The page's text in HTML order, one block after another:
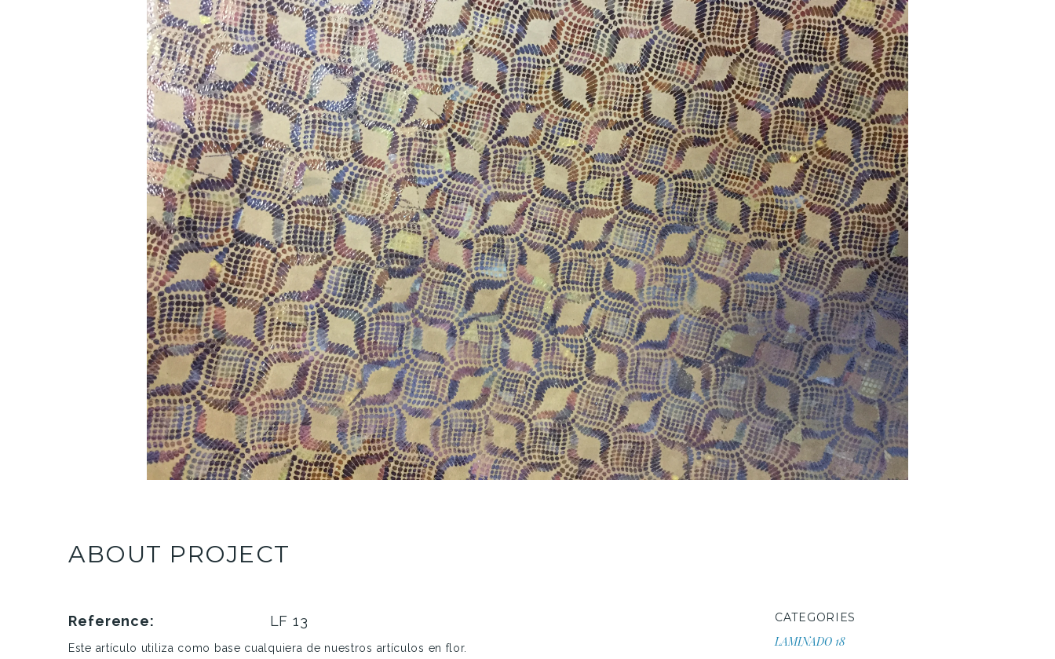
ABOUT PROJECT
Reference: LF 13
Este artículo utiliza como base cualquiera de nuestros artículos en flor.
CATEGORIES
LAMINADO 18